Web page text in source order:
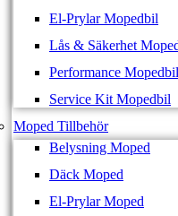
El-Prylar Mopedbil
Lås & Säkerhet
Performance Mopedbil
Service Kit Mopedbil
Moped Tillbehör
Belysning Moped
Däck Moped
El-Prylar Moped